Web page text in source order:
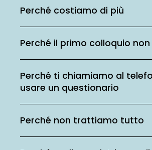
Perché costiamo di più
Perché il primo colloquio
Perché ti chiamiamo al
usare un questionario
Perché non trattiamo tutto